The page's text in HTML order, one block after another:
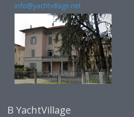
info@yachtvillage.net
В YachtVillage